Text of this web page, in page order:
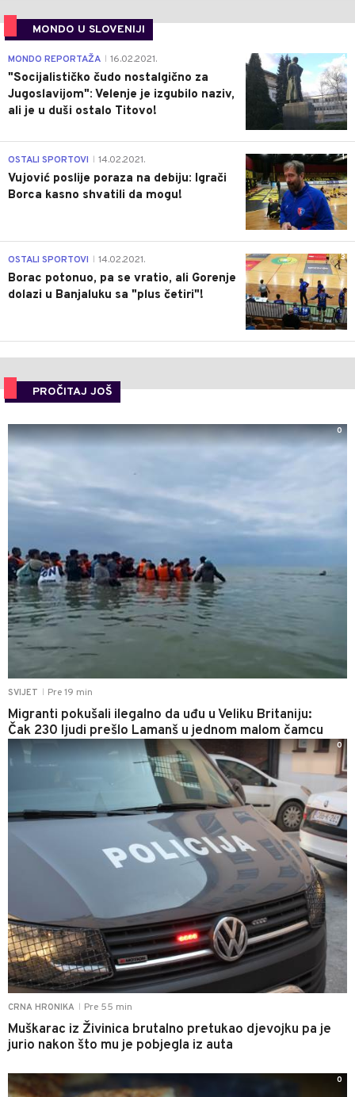
MONDO U SLOVENIJI
4
MONDO REPORTAŽA 16.02.2021.
"Socijalističko čudo nostalgično za
Jugoslavijom": Velenje je izgubilo naziv,
ali je u duši ostalo Titovo!
1
OSTALI SPORTOVI 14.02.2021.
Vujović poslije poraza na debiju: Igrači
Borca kasno shvatili da mogu!
3
OSTALI SPORTOVI 14.02.2021.
Borac potonuo, pa se vratio, ali Gorenje
dolazi u Banjaluku sa "plus četiri"!
PROČITAJ JOŠ
SVIJET Pre 19 min
Migranti pokušali ilegalno da uđu u Veliku Britaniju:
Čak 230 ljudi prešlo Lamanš u jednom malom čamcu
0
CRNA HRONIKA Pre 55 min
Muškarac iz Živinica brutalno pretukao djevojku pa je
jurio nakon što mu je pobjegla iz auta
0
0